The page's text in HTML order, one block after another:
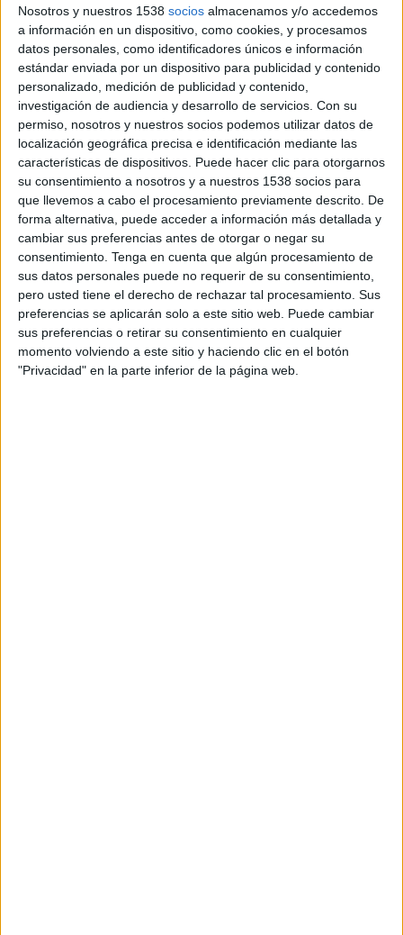
Nosotros y nuestros 1538 socios almacenamos y/o accedemos
a información en un dispositivo, como cookies, y procesamos
datos personales, como identificadores únicos e información
estándar enviada por un dispositivo para publicidad y contenido
personalizado, medición de publicidad y contenido,
investigación de audiencia y desarrollo de servicios. Con su
permiso, nosotros y nuestros socios podemos utilizar datos de
localización geográfica precisa e identificación mediante las
características de dispositivos. Puede hacer clic para otorgarnos
su consentimiento a nosotros y a nuestros 1538 socios para
que llevemos a cabo el procesamiento previamente descrito. De
forma alternativa, puede acceder a información más detallada y
cambiar sus preferencias antes de otorgar o negar su
consentimiento. Tenga en cuenta que algún procesamiento de
sus datos personales puede no requerir de su consentimiento,
pero usted tiene el derecho de rechazar tal procesamiento. Sus
preferencias se aplicarán solo a este sitio web. Puede cambiar
sus preferencias o retirar su consentimiento en cualquier
momento volviendo a este sitio y haciendo clic en el botón
"Privacidad" en la parte inferior de la página web.
FICHA TÉCNICA
Anunciante: Better Balance
Equipo de cliente: Carolina Agudo y Leonardo
González García
Agencia creativa y productora: Rosebud
Client business director: Ismael Ledesma
Dirección creativa ejecutiva: Pablo Lucas
Equipo creativo: Pablo Lucas, Santi Sánchez,
Anxo López, Fran Sanmartín, Neus Serrano y
Flor Mandel
Arte y motion: Amparo Doménech, María Rubio,